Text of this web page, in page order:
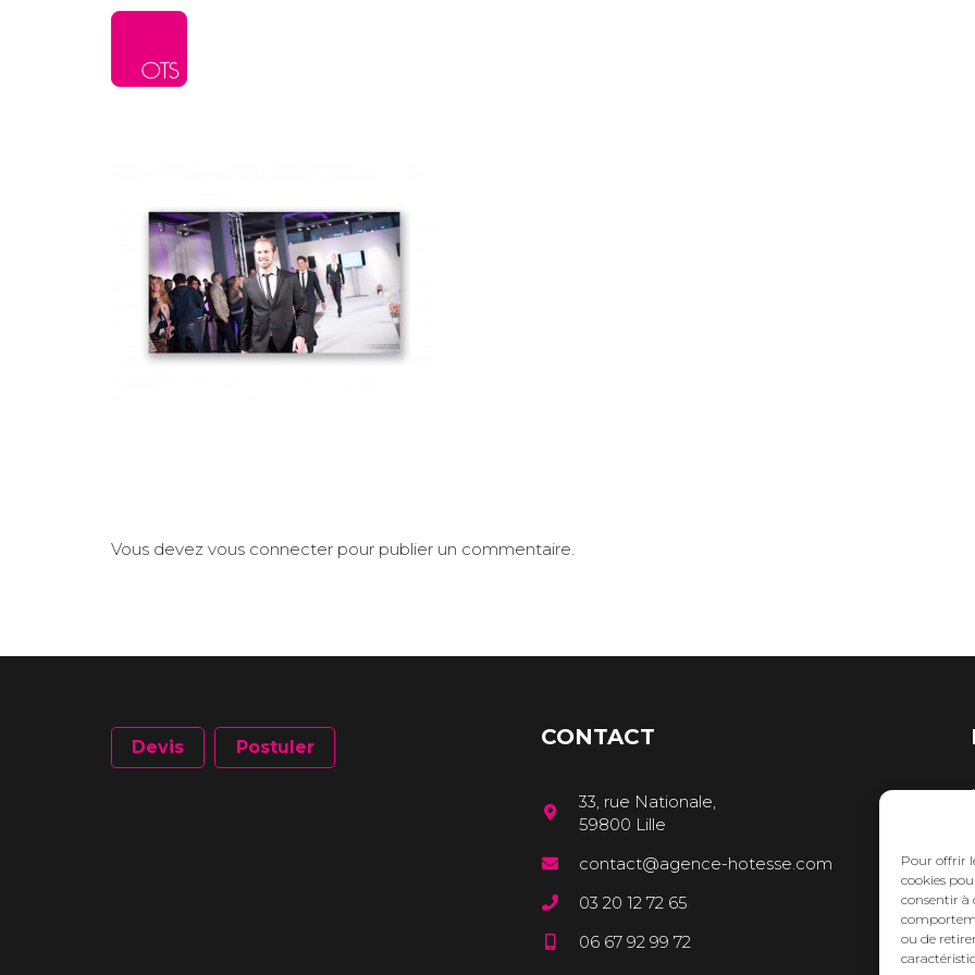
Pour offrir
cookies
consentir à
ou de
Vous devez vous connecter pour publier un commentaire.
Devis Postuler CONTACT
33, rue Nationale,
59800 Lille
contact@agence-hotesse.com
03 20 12 72 65
06 67 92 99 72